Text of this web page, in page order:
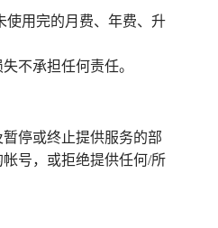
使用完的月费、年费、升
不承担任何责任。
停或终止提供服务的部
号，或拒绝提供任何/所